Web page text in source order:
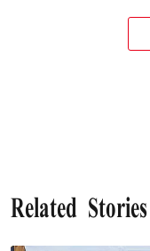
Related Stories